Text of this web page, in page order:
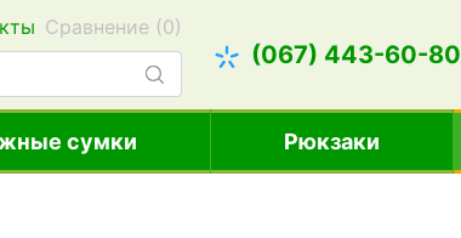
Сравнение (0)
(067) 443-60-80
сумки Рюкзаки